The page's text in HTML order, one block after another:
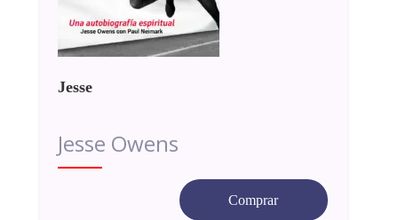
Jesse
Jesse Owens
Comprar